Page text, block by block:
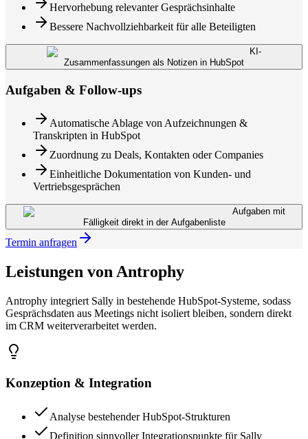
Hervorhebung relevanter Gesprächsinhalte
Bessere Nachvollziehbarkeit für alle Beteiligten
KI-
Zusammenfassungen als Notizen in HubSpot
Aufgaben & Follow-ups
Automatische Ablage von Aufzeichnungen &
Transkripten in HubSpot
Zuordnung zu Deals, Kontakten oder Companies
Einheitliche Dokumentation von Kunden- und
Vertriebsgesprächen
Aufgaben mit
Fälligkeit direkt in der Aufgabenliste
Termin anfragen
Leistungen von Antrophy
Antrophy integriert Sally in bestehende HubSpot-Systeme, sodass
Gesprächsdaten aus Meetings nicht isoliert bleiben, sondern direkt
im CRM weiterverarbeitet werden.
Konzeption & Integration
Analyse bestehender HubSpot-Strukturen
Definition sinnvoller Integrationspunkte für Sally